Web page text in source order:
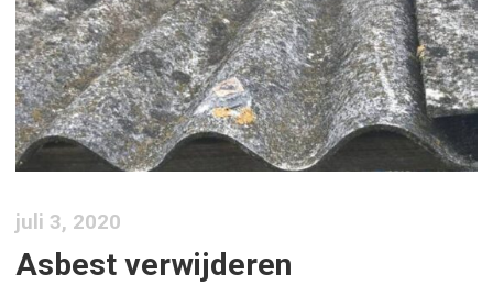
juli 3, 2020
Asbest verwijderen